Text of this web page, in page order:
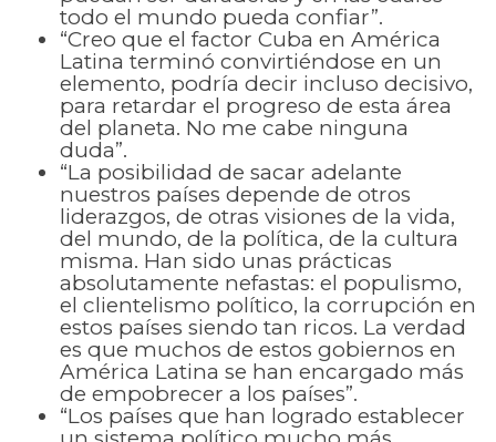
todo el mundo pueda confiar”.
“Creo que el factor Cuba en América
Latina terminó convirtiéndose en un
elemento, podría decir incluso decisivo,
para retardar el progreso de esta área
del planeta. No me cabe ninguna
duda”.
“La posibilidad de sacar adelante
nuestros países depende de otros
liderazgos, de otras visiones de la vida,
del mundo, de la política, de la cultura
misma. Han sido unas prácticas
absolutamente nefastas: el populismo,
el clientelismo político, la corrupción en
estos países siendo tan ricos. La verdad
es que muchos de estos gobiernos en
América Latina se han encargado más
de empobrecer a los países”.
“Los países que han logrado establecer